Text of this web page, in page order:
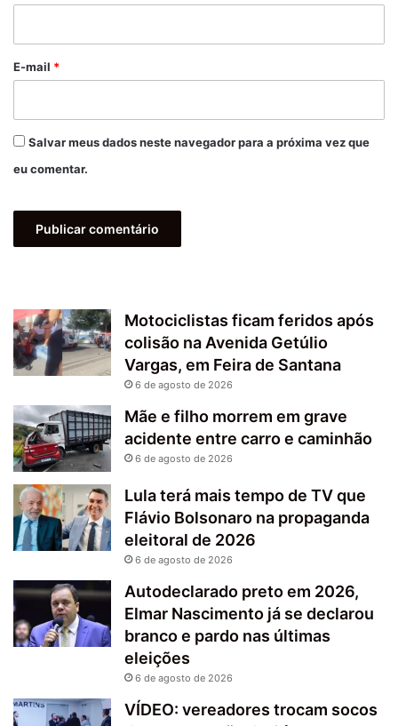
*
E-mail *
Salvar meus dados neste navegador para a próxima vez que
eu comentar.
Motociclistas ficam feridos após
colisão na Avenida Getúlio
Vargas, em Feira de Santana
6 de agosto de 2026
Mãe e filho morrem em grave
acidente entre carro e caminhão
6 de agosto de 2026
Lula terá mais tempo de TV que
Flávio Bolsonaro na propaganda
eleitoral de 2026
6 de agosto de 2026
Autodeclarado preto em 2026,
Elmar Nascimento já se declarou
branco e pardo nas últimas
eleições
6 de agosto de 2026
VÍDEO: vereadores trocam socos